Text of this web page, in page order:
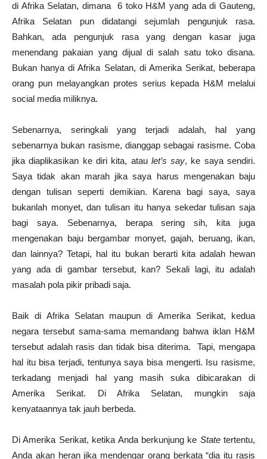
di Afrika Selatan, dimana 6 toko H&M yang ada di Gauteng,
Afrika Selatan pun didatangi sejumlah pengunjuk rasa.
Bahkan, ada pengunjuk rasa yang dengan kasar juga
menendang pakaian yang dijual di salah satu toko disana.
Bukan hanya di Afrika Selatan, di Amerika Serikat, beberapa
orang pun melayangkan protes serius kepada H&M melalui
social media miliknya.
Sebenarnya, seringkali yang terjadi adalah, hal yang
sebenarnya bukan rasisme, dianggap sebagai rasisme. Coba
jika diaplikasikan ke diri kita, atau let’s say, ke saya sendiri.
Saya tidak akan marah jika saya harus mengenakan baju
dengan tulisan seperti demikian. Karena bagi saya, saya
bukanlah monyet, dan tulisan itu hanya sekedar tulisan saja
bagi saya. Sebenarnya, berapa sering sih, kita juga
mengenakan baju bergambar monyet, gajah, beruang, ikan,
dan lainnya? Tetapi, hal itu bukan berarti kita adalah hewan
yang ada di gambar tersebut, kan? Sekali lagi, itu adalah
masalah pola pikir pribadi saja.
Baik di Afrika Selatan maupun di Amerika Serikat, kedua
negara tersebut sama-sama memandang bahwa iklan H&M
tersebut adalah rasis dan tidak bisa diterima. Tapi, mengapa
hal itu bisa terjadi, tentunya saya bisa mengerti. Isu rasisme,
terkadang menjadi hal yang masih suka dibicarakan di
Amerika Serikat. Di Afrika Selatan, mungkin saja
kenyataannya tak jauh berbeda.
Di Amerika Serikat, ketika Anda berkunjung ke Statetertentu,
Anda akan heran jika mendengar orang berkata “dia itu rasis